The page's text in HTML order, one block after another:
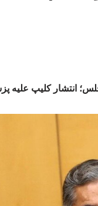
انتشار کلیپ علیه